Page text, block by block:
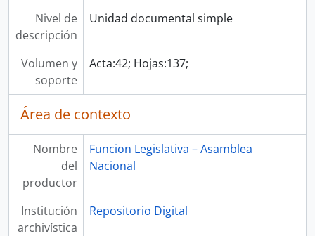
Nivel de
descripción
Unidad documental simple
Volumen y
soporte
Acta:42; Hojas:137;
Área de contexto
Nombre
del
productor
Funcion Legislativa – Asamblea
Nacional
Institución
archivística
Repositorio Digital